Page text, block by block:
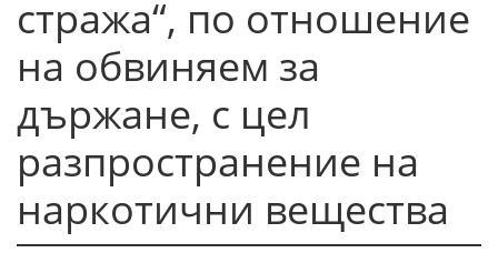
стража“, по отношение
на обвиняем за
държане, с цел
разпространение на
наркотични вещества